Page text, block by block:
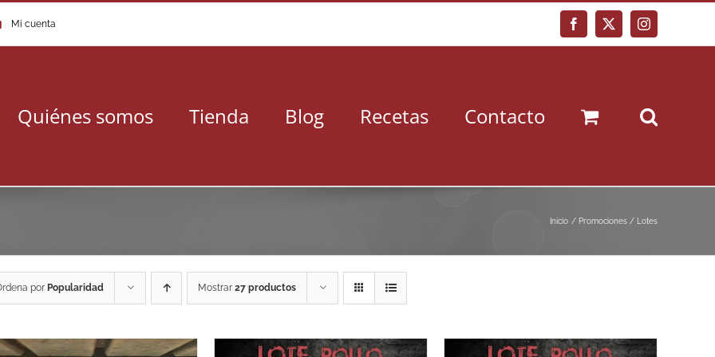
Mi cuenta Facebook
X Instagram
Quiénes somos Tienda Blog Recetas Contacto
Inicio Promociones / Lotes
por Popularidad Mostrar 27 productos